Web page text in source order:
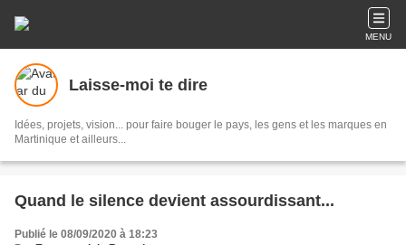
MENU
Laisse-moi te dire
Idées, projets, vision... pour faire bouger le pays, les gens et les marques en
Martinique et ailleurs...
Quand le silence devient assourdissant...
Publié le 08/09/2020 à 18:23